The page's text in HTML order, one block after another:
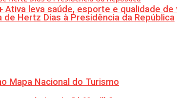
Ativa leva saúde, esporte e qualidade
de Hertz Dias à Presidência da República
Mapa Nacional do Turismo